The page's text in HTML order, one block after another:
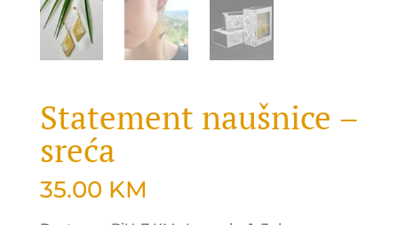
Statement naušnice –
sreća
35.00 KM